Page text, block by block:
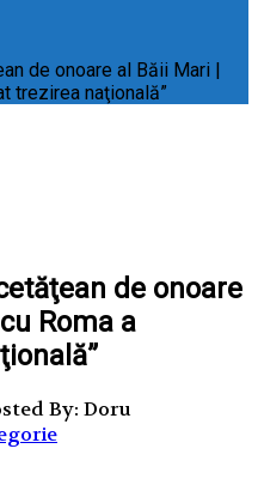
de onoare al Băii Mari |
trezirea naţională”
de onoare
Roma a
By: Doru